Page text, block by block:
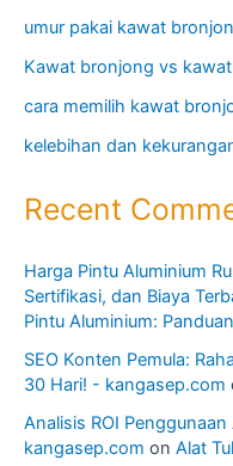
umur pakai kawat
Kawat bronjong vs
cara memilih kawat
kelebihan dan
Recent
Harga Pintu Aluminium
Sertifikasi, dan Biaya
Pintu Aluminium:
SEO Konten Pemula:
30 Hari! - kangasep.com
Analisis ROI
kangasep.com on Alat